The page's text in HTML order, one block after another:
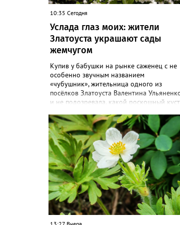
10:35 Сегодня
Услада глаз моих: жители
Златоуста украшают сады
жемчугом
Купив у бабушки на рынке саженец с не
особенно звучным названием
«чубушник», жительница одного из
посёлков Златоуста Валентина
и не подозревала, какой роскошный куст
жасмина! «Златоуст.инфо» узнал
особенности ухода за этим
«Всем своим подругам и коллегам
посоветовала непременно посадить
чубушник, и его становится в нашем
городе всё больше, - рассказала нашему
порталу Валентина. – У меня растёт, на
мой взгляд, самый красивый сорт –
«Жемчуг». Моему кусту (на фото) четыре
года, достаточно компактный. Махровые
цветки - диаметром шесть сантиметров.